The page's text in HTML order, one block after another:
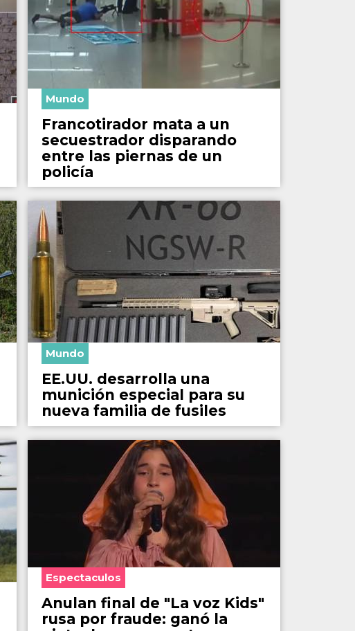
Mundo
Francotirador mata a un
secuestrador disparando
entre las piernas de un
policía
Mundo
EE.UU. desarrolla una
munición especial para su
nueva familia de fusiles
Espectaculos
Anulan final de "La voz Kids"
rusa por fraude: ganó la